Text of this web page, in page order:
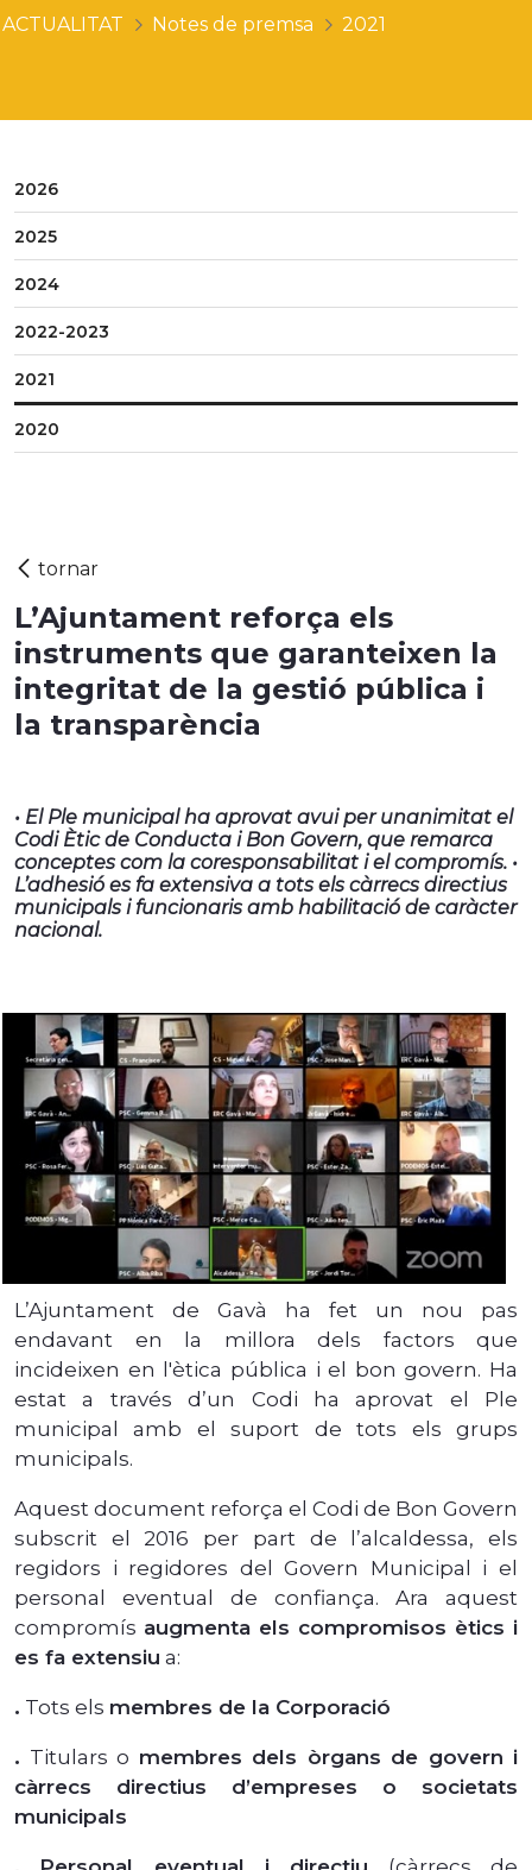
ACTUALITAT Notes de premsa 2021
2026
2025
2024
2022-2023
2021
2020
L’Ajuntament reforça els
instruments que garanteixen la
integritat de la gestió pública i
la transparència
• El Ple municipal ha aprovat avui per unanimitat el
Codi Ètic de Conducta i Bon Govern, que remarca
conceptes com la coresponsabilitat i el compromís. •
L’adhesió es fa extensiva a tots els càrrecs directius
municipals i funcionaris amb habilitació de caràcter
nacional.
L’Ajuntament de Gavà ha fet un nou pas
endavant en la millora dels factors que
incideixen en l'ètica pública i el bon govern. Ha
estat a través d’un Codi ha aprovat el Ple
municipal amb el suport de tots els grups
municipals.
Aquest document reforça el Codi de Bon Govern
subscrit el 2016 per part de l’alcaldessa, els
regidors i regidores del Govern Municipal i el
personal eventual de confiança. Ara aquest
compromís augmenta els compromisos ètics i
es fa extensiu a:
. Tots els membres de la Corporació
. Titulars o membres dels òrgans de govern i
càrrecs directius d’empreses o societats
municipals